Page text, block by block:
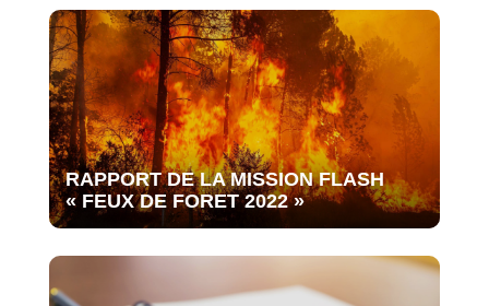
RAPPORT DE LA MISSION FLASH
« FEUX DE FORET 2022 »